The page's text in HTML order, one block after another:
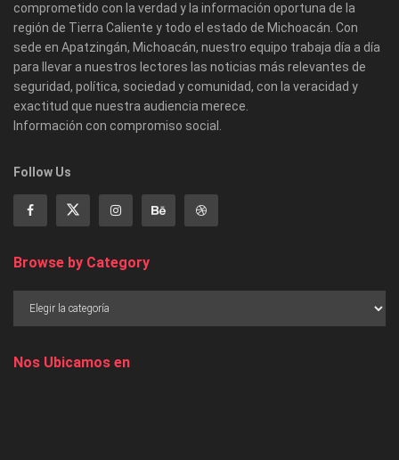
comprometido con la verdad y la información oportuna de la
región de Tierra Caliente y todo el estado de Michoacán. Con
sede en Apatzingán, Michoacán, nuestro equipo trabaja día a día
para llevar a nuestros lectores las noticias más relevantes de
seguridad, política, sociedad y comunidad, con la veracidad y
exactitud que nuestra audiencia merece.
Información con compromiso social.
Follow Us
Browse by Category
Nos Ubicamos en